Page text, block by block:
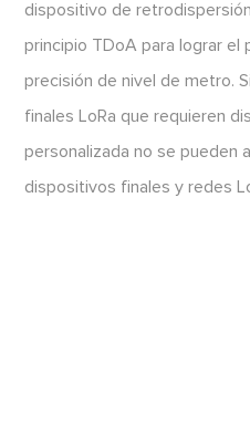
dispositivo de
principio TDoA para lograr el
precisión de nivel de metro.
finales LoRa que requieren
personalizada no se pueden
dispositivos finales y redes